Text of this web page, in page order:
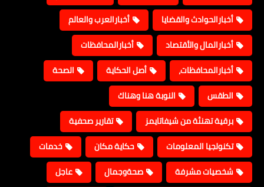
أخبارالحوادث والقضايا
أخبارالعرب والعالم
أخبارالمال والأقتصاد
أخبارالمحافظات
أخبارالمحافظات،
أصل الحكاية
الصحة
الطقس
النوبة هنا وهناك
برقية تهنئة من شيفاتايمز
تقارير صحفية
تكنولجيا المعلومات
حكاية مكان
خدمات
شخصيات مشرفة
صحةوجمال
عاجل